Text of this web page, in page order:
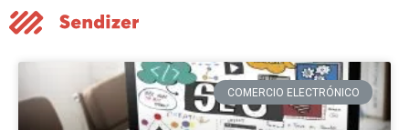
COMERCIO ELECTRÓNICO